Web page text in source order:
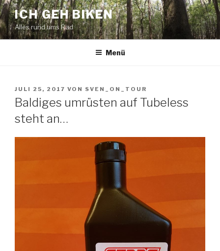
Zum
Inhalt
springen
ICH GEH BIKEN
Alles rund ums Rad
Menü
VERÖFFENTLICHT
AM
JULI 25, 2017 VON SVEN_ON_TOUR
Baldiges umrüsten auf Tubeless
steht an…